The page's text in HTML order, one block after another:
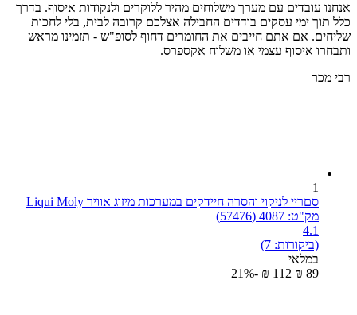
אנחנו עובדים עם מערך משלוחים מהיר ללוקרים ולנקודות איסוף. בדרך
כלל תוך ימי עסקים בודדים החבילה אצלכם קרובה לבית, בלי לחכות
שליחים. אם אתם חייבים את החומרים דחוף לסופ"ש - תזמינו מראש
ותבחרו איסוף עצמי או משלוח אקספרס.
רבי מכר
1
סםריי לניקוי והסרה חיידקים במערכות מיזוג אוויר Liqui Moly
מק"ט: 4087 (57476)
4.1
(ביקורות: 7)
במלאי
₪ ‍89‍
₪ ‍112‍
-21%